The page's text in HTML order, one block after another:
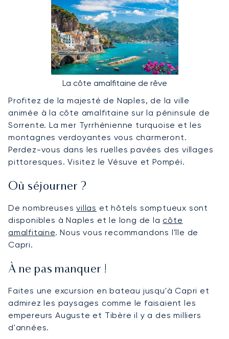
La côte amalfitaine de rêve
Profitez de la majesté de Naples, de la ville
animée à la côte amalfitaine sur la péninsule de
Sorrente. La mer Tyrrhénienne turquoise et les
montagnes verdoyantes vous charmeront.
Perdez-vous dans les ruelles pavées des villages
pittoresques. Visitez le Vésuve et Pompéi.
Où séjourner ?
De nombreusesvillas et hôtels somptueux sont
disponibles à Naples et le long de la côte
amalfitaine. Nous vous recommandons l'île de
Capri.
À ne pas manquer !
Faites une excursion en bateau jusqu'à Capri et
admirez les paysages comme le faisaient les
empereurs Auguste et Tibère il y a des milliers
d'années.